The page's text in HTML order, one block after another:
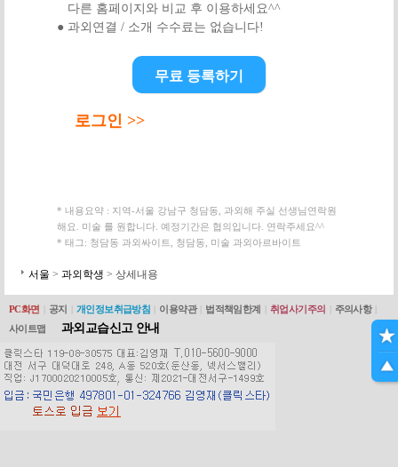
다른 홈페이지와 비교 후 이용하세요^^
● 과외연결 / 소개 수수료는 없습니다!
무료 등록하기
로그인 >>
* 내용요약 : 지역-서울 강남구 청담동, 과외해 주실 선생님연락원
해요. 미술 를 원합니다. 예정기간은 협의입니다. 연락주세요^^
* 태그: 청담동 과외싸이트, 청담동, 미술 과외아르바이트
서울 > 과외학생 > 상세내용
PC화면 공지 개인정보취급방침 이용약관 법적책임한계 취업사기주의 주의사항
사이트맵
과외교습신고 안내